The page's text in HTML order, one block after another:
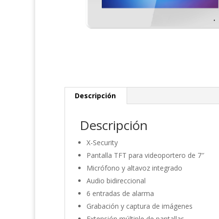
Descripción
Descripción
X-Security
Pantalla TFT para videoportero de 7″
Micrófono y altavoz integrado
Audio bidireccional
6 entradas de alarma
Grabación y captura de imágenes